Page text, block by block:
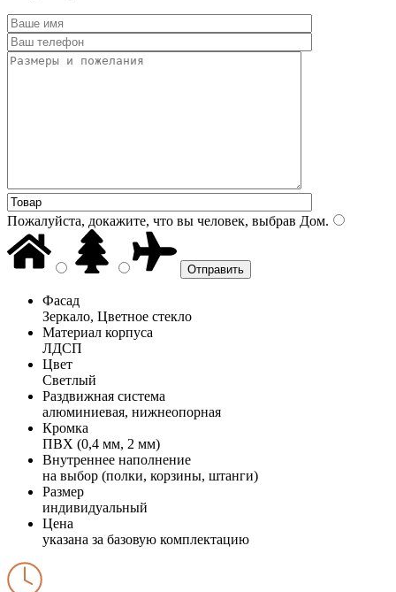
Пожалуйста, докажите, что вы человек, выбрав Дом.
Фасад
Зеркало, Цветное стекло
Материал корпуса
ЛДСП
Цвет
Светлый
Раздвижная система
алюминиевая, нижнеопорная
Кромка
ПВХ (0,4 мм, 2 мм)
Внутреннее наполнение
на выбор (полки, корзины, штанги)
Размер
индивидуальный
Цена
указана за базовую комплектацию